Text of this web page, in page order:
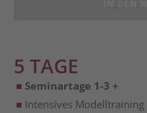
5 TAGE
Seminartage 1-3 +
Intensives